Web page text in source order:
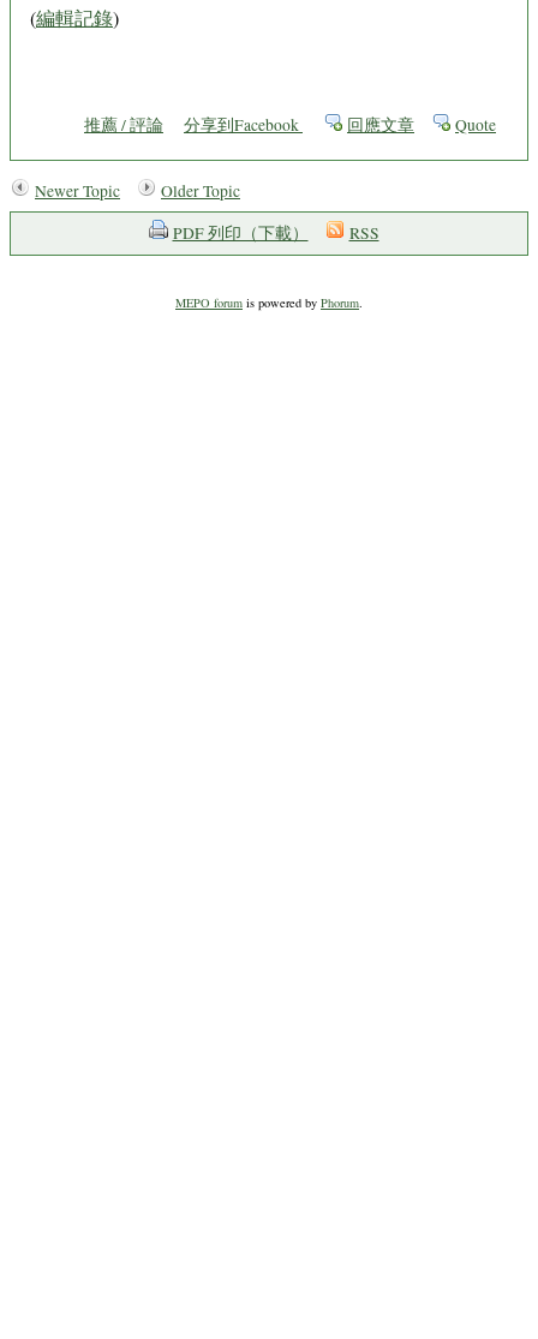
(編輯記錄)
推薦 / 評論 分享到Facebook 回應文章 Quote
Newer Topic
Older Topic
PDF 列印（下載）
RSS
MEPO forum is powered by Phorum.